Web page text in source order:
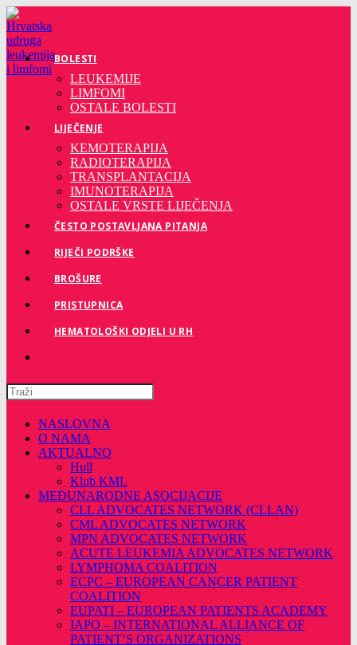
Preskoči
na
sadržaj
BOLESTI
LEUKEMIJE
LIMFOMI
OSTALE BOLESTI
LIJEČENJE
KEMOTERAPIJA
RADIOTERAPIJA
TRANSPLANTACIJA
IMUNOTERAPIJA
OSTALE VRSTE LIJEČENJA
ČESTO POSTAVLJANA PITANJA
RIJEČI PODRŠKE
BROŠURE
PRISTUPNICA
HEMATOLOŠKI ODJELI U RH
Pretražite
ovu
stranicu
NASLOVNA
O NAMA
AKTUALNO
Hull
Klub KML
MEĐUNARODNE ASOCIJACIJE
CLL ADVOCATES NETWORK (CLLAN)
CML ADVOCATES NETWORK
MPN ADVOCATES NETWORK
ACUTE LEUKEMIA ADVOCATES NETWORK
LYMPHOMA COALITION
ECPC – EUROPEAN CANCER PATIENT
COALITION
EUPATI – EUROPEAN PATIENTS ACADEMY
IAPO – INTERNATIONAL ALLIANCE OF
PATIENT’S ORGANIZATIONS